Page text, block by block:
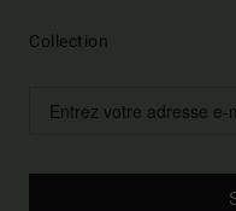
Collection